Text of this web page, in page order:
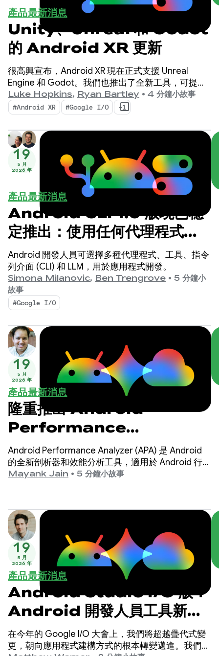
產品最新消息
Unity、Unreal 和 Godot
的 Android XR 更新
很高興宣布，Android XR 現在正式支援 Unreal
Engine 和 Godot。我們也推出了全新工具，可提升
工作效率並啟用新的 XR 功能：Android XR 引擎中樞
和 Android XR 互動架構。
Luke Hopkins, Ryan Bartley • 4 分鐘小故事
#Android XR #Google I/O +1
19
5 月
2026 年
產品最新消息
Android CLI 1.0 版現已穩
定推出：使用任何代理程式加
速開發 Android 應用程式
Android 開發人員可選擇多種代理程式、工具、指令
列介面 (CLI) 和 LLM，用於應用程式開發。
Simona Milanovic, Ben Trengrove • 5 分鐘小
故事
#Google I/O
19
5 月
2026 年
產品最新消息
隆重推出 Android
Performance
Analyzer，這是 Android
剖析作業的下一個演進階段
Android Performance Analyzer (APA) 是 Android
的全新剖析器和效能分析工具，適用於 Android 行動
生態系統。APA 適用於任何為 Android 建構應用程
Mayank Jain • 5 分鐘小故事
19
5 月
2026 年
產品最新消息
Android Studio I/O 版：
Android 開發人員工具新功
能
在今年的 Google I/O 大會上，我們將超越疊代式變
更，朝向應用程式建構方式的根本轉變邁進。我們最